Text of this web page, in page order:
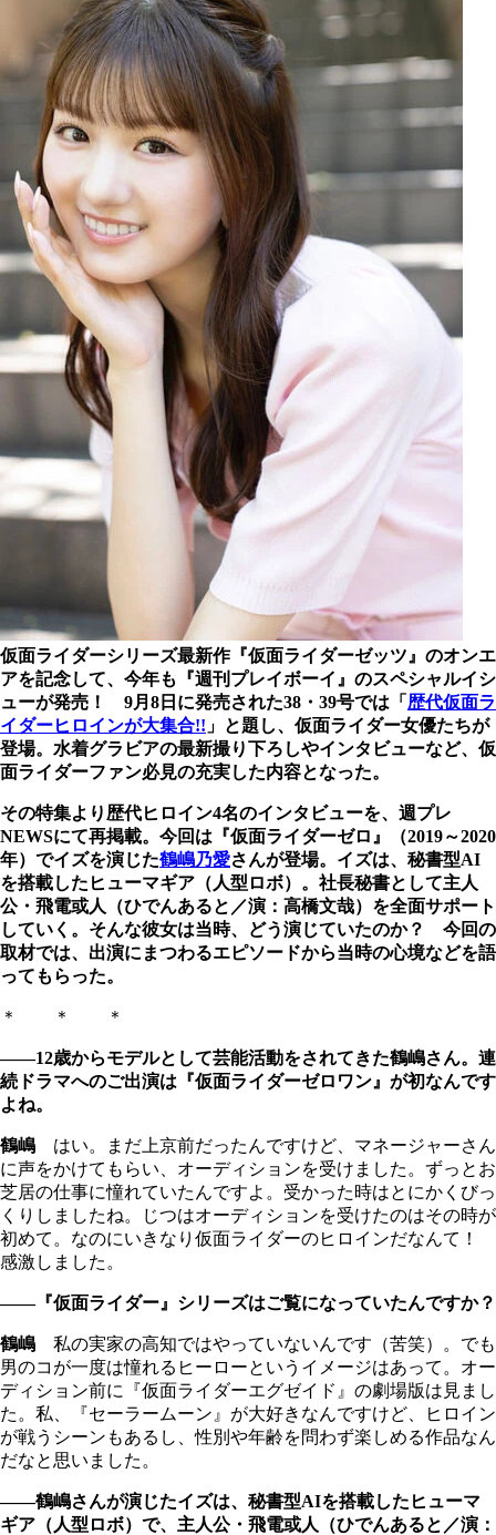
仮面ライダーシリーズ最新作『仮面ライダーゼッツ』のオンエ
アを記念して、今年も『週刊プレイボーイ』のスペシャルイシ
ューが発売！ 9月8日に発売された38・39号では「 歴代仮面ラ
イダーヒロインが大集合!! 」と題し、仮面ライダー女優たちが
登場。水着グラビアの最新撮り下ろしやインタビューなど、仮
面ライダーファン必見の充実した内容となった。
その特集より歴代ヒロイン4名のインタビューを、週プレ
NEWSにて再掲載。今回は『仮面ライダーゼロ』（2019～2020
年）でイズを演じた鶴嶋乃愛さんが登場。イズは、秘書型AI
を搭載したヒューマギア（人型ロボ）。社長秘書として主人
公・飛電或人（ひでんあると／演：高橋文哉）を全面サポート
していく。そんな彼女は当時、どう演じていたのか？ 今回の
取材では、出演にまつわるエピソードから当時の心境などを語
ってもらった。
＊ ＊ ＊
――12歳からモデルとして芸能活動をされてきた鶴嶋さん。連
続ドラマへのご出演は『仮面ライダーゼロワン』が初なんです
よね。
鶴嶋 はい。まだ上京前だったんですけど、マネージャーさん
に声をかけてもらい、オーディションを受けました。ずっとお
芝居の仕事に憧れていたんですよ。受かった時はとにかくびっ
くりしましたね。じつはオーディションを受けたのはその時が
初めて。なのにいきなり仮面ライダーのヒロインだなんて！
感激しました。
――『仮面ライダー』シリーズはご覧になっていたんですか？
鶴嶋 私の実家の高知ではやっていないんです（苦笑）。でも
男のコが一度は憧れるヒーローというイメージはあって。オー
ディション前に『仮面ライダーエグゼイド』の劇場版は見まし
た。私、『セーラームーン』が大好きなんですけど、ヒロイン
が戦うシーンもあるし、性別や年齢を問わず楽しめる作品なん
だなと思いました。
――鶴嶋さんが演じたイズは、秘書型AIを搭載したヒューマ
ギア（人型ロボ）で、主人公・飛電或人（ひでんあると／演：